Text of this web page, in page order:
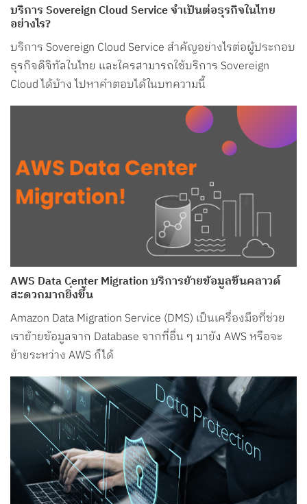
บริการ Sovereign Cloud Service จำเป็นต่อธุรกิจในไทย
อย่างไร?
บริการ Sovereign Cloud Service สำคัญอย่างไรต่อผู้ประกอบ
ธุรกิจดิจิทัลในไทย และใครสามารถใช้บริการ Sovereign
Cloud ได้บ้าง ไปหาคำตอบได้ในบทความนี้
AWS Data Center Migration บริการย้ายข้อมูลขึ้นคลาวด์
สะดวกมากยิ่งขึ้น
Amazon Data Migration Service (DMS) เป็นเครื่องมือที่ช่วย
เราย้ายข้อมูลจาก Database จากที่อื่น ๆ มายัง AWS หรือจะ
ย้ายระหว่าง AWS ก็ได้